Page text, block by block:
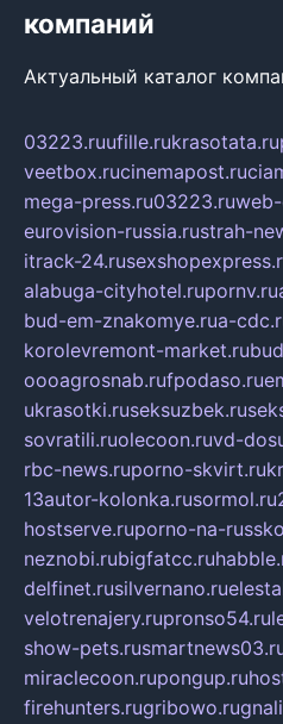
компаний
Актуальный каталог
03223.ruufille.rukrasotata.ru
veetbox.rucinemapost.ru
mega-press.ru03223.ru
eurovision-russia.rustrah-
itrack-24.ru
alabuga-cityhotel.rupornv.ru
bud-em-znakomye.rua-
korolevremont-market.ru
oooagrosnab.rufpodaso.ru
ukrasotki.ruseksuzbek.ru
sovratili.ruolecoon.ruvd-
rbc-news.ruporno-skvirt.ru
13autor-kolonka.rusormol.ru
hostserve.ruporno-na-
neznobi.rubigfatcc.ru
delfinet.rusilvernano.ru
velotrenajery.rupronso54.ru
show-pets.ru
miraclecoon.rupongup.ru
firehunters.rugribowo.ru